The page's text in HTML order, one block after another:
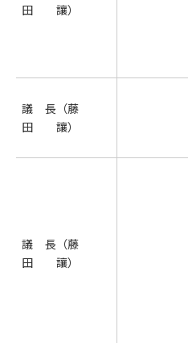
田 讓）
議 長（藤
田 讓）
議 長（藤
田 讓）